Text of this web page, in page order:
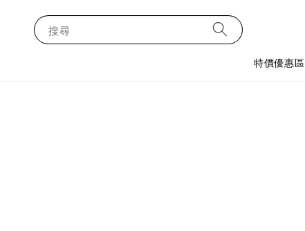
搜尋
特價優惠區